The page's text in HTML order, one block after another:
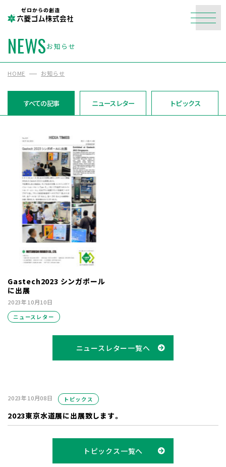
ゼロからの創造
NEWSお知らせ
HOME お知らせ
すべての記事 ニュースレター トピックス
Gastech2023 シンガポール
に出展
2023年10月10日
ニュースレター
ニュースレター一覧へ
2023年10月08日
2023東京水道展に出展致します。
トピックス
トピックス一覧へ